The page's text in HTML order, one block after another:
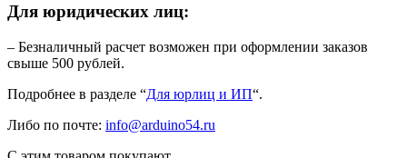
Для юридических лиц:
– Безналичный расчет возможен при оформлении заказов
свыше 500 рублей.
Подробнее в разделе “Для юрлиц и ИП“.
Либо по почте: info@arduino54.ru